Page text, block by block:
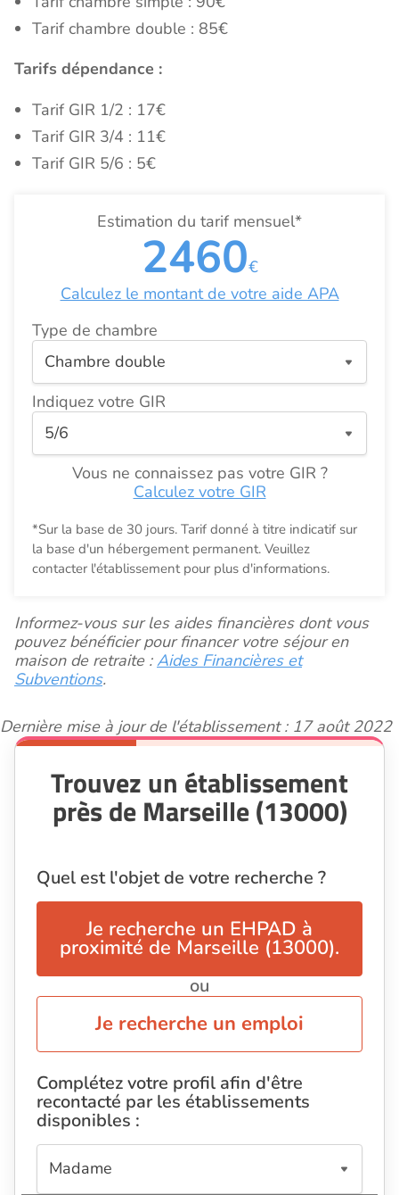
Tarif chambre double : 85€
Tarifs dépendance :
Tarif GIR 1/2 : 17€
Tarif GIR 3/4 : 11€
Tarif GIR 5/6 : 5€
Estimation du tarif mensuel*
2460€
Calculez le montant de votre aide APA
Type de chambre
Indiquez votre GIR
Vous ne connaissez pas votre GIR ?
Calculez votre GIR
*Sur la base de 30 jours. Tarif donné à titre indicatif sur
la base d'un hébergement permanent. Veuillez
contacter l'établissement pour plus d'informations.
Informez-vous sur les aides financières dont vous
pouvez bénéficier pour financer votre séjour en
maison de retraite :Aides Financières et
Subventions.
Dernière mise à jour de l'établissement : 17 août 2022
Trouvez un établissement
près de Marseille (13000)
Quel est l'objet de votre recherche ?
Je recherche un EHPAD à
proximité de Marseille (13000).
ou
Je recherche un emploi
Complétez votre profil afin d'être
recontacté par les établissements
disponibles :